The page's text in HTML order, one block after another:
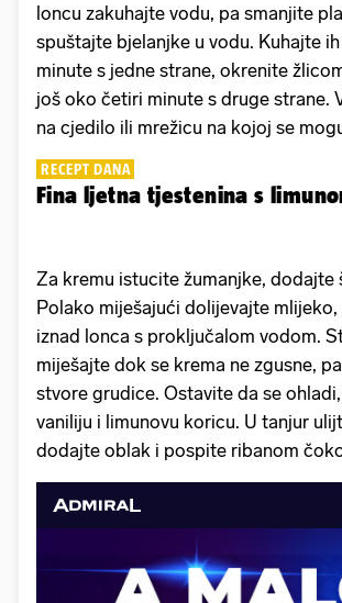
loncu zakuhajte vodu, pa smanjite
spuštajte bjelanjke u vodu. Kuhajte
minute s jedne strane, okrenite
još oko četiri minute s druge strane.
na cjedilo ili mrežicu na kojoj se
RECEPT DANA
Fina ljetna tjestenina s
Za kremu istucite žumanjke, dodajte
Polako miješajući dolijevajte
iznad lonca s proključalom vodom.
miješajte dok se krema ne zgusne,
stvore grudice. Ostavite da se
vaniliju i limunovu koricu. U tanjur
dodajte oblak i pospite ribanom